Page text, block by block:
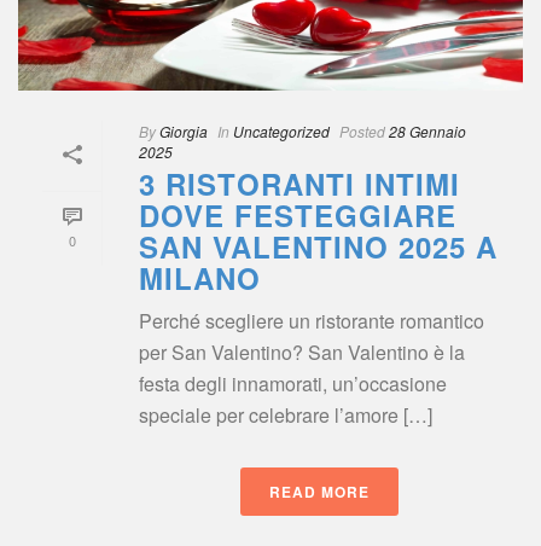
0
ByGiorgia In Uncategorized Posted28 Gennaio
2025
3 RISTORANTI INTIMI
DOVE FESTEGGIARE
SAN VALENTINO 2025 A
MILANO
Perché scegliere un ristorante romantico
per San Valentino? San Valentino è la
festa degli innamorati, un’occasione
peciale per celebrare l’amore […]
READ MORE